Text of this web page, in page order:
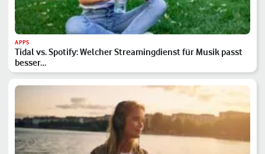
APPS
Tidal vs. Spotify: Welcher Streamingdienst für Musik passt
besser…